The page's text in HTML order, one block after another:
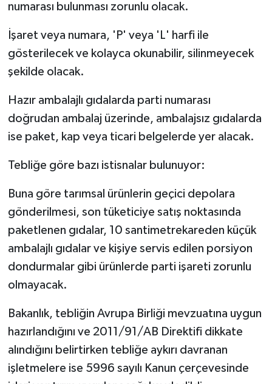
numarası bulunması zorunlu olacak.
İşaret veya numara, 'P' veya 'L' harfi ile
gösterilecek ve kolayca okunabilir, silinmeyecek
şekilde olacak.
Hazır ambalajlı gıdalarda parti numarası
doğrudan ambalaj üzerinde, ambalajsız gıdalarda
ise paket, kap veya ticari belgelerde yer alacak.
Tebliğe göre bazı istisnalar bulunuyor:
Buna göre tarımsal ürünlerin geçici depolara
gönderilmesi, son tüketiciye satış noktasında
paketlenen gıdalar, 10 santimetrekareden küçük
ambalajlı gıdalar ve kişiye servis edilen porsiyon
dondurmalar gibi ürünlerde parti işareti zorunlu
olmayacak.
Bakanlık, tebliğin Avrupa Birliği mevzuatına uygun
hazırlandığını ve 2011/91/AB Direktifi dikkate
alındığını belirtirken tebliğe aykırı davranan
işletmelere ise 5996 sayılı Kanun çerçevesinde